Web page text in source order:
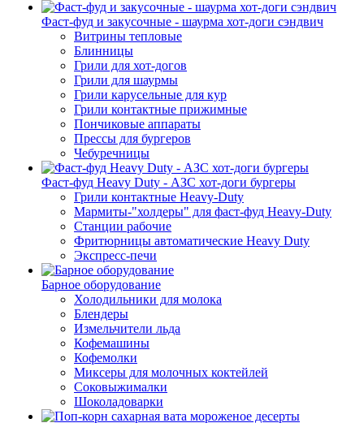
Фаст-фуд и закусочные - шаурма хот-доги сэндвич
Витрины тепловые
Блинницы
Грили для хот-догов
Грили для шаурмы
Грили карусельные для кур
Грили контактные прижимные
Пончиковые аппараты
Прессы для бургеров
Чебуречницы
Фаст-фуд Heavy Duty - АЗС хот-доги бургеры
Грили контактные Heavy-Duty
Мармиты-"холдеры" для фаст-фуд Heavy-Duty
Станции рабочие
Фритюрницы автоматические Heavy Duty
Экспресс-печи
Барное оборудование
Холодильники для молока
Блендеры
Измельчители льда
Кофемашины
Кофемолки
Миксеры для молочных коктейлей
Соковыжималки
Шоколадоварки